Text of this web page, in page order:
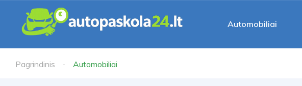
Automobiliai
Pagrindinis Automobiliai